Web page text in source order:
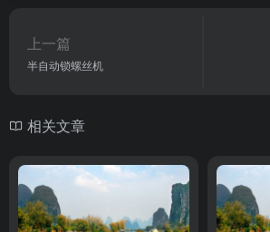
上一篇
半自动锁螺丝机
相关文章